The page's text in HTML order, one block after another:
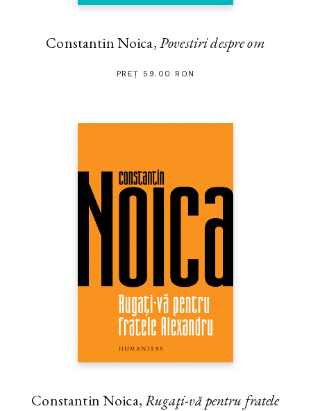
Constantin Noica,Povestiri despre om
PREȚ 59.00 RON
Constantin Noica,Rugaţi-vă pentru fratele